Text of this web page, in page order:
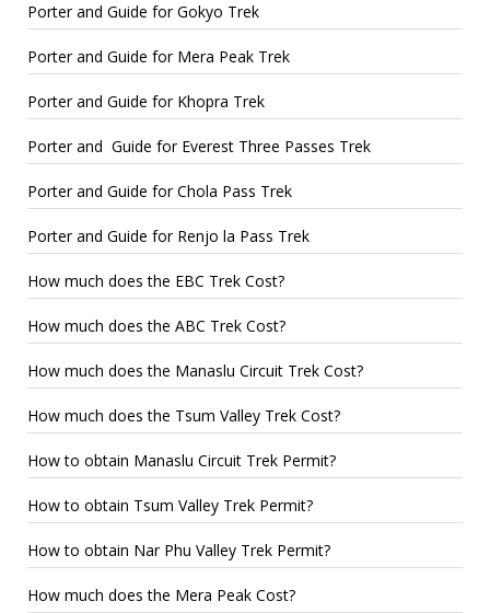
Porter and Guide for Gokyo Trek
Porter and Guide for Mera Peak Trek
Porter and Guide for Khopra Trek
Porter and Guide for Everest Three Passes Trek
Porter and Guide for Chola Pass Trek
Porter and Guide for Renjo la Pass Trek
How much does the EBC Trek Cost?
How much does the ABC Trek Cost?
How much does the Manaslu Circuit Trek Cost?
How much does the Tsum Valley Trek Cost?
How to obtain Manaslu Circuit Trek Permit?
How to obtain Tsum Valley Trek Permit?
How to obtain Nar Phu Valley Trek Permit?
How much does the Mera Peak Cost?